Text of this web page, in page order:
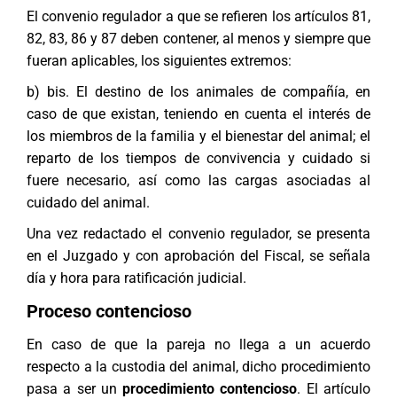
El convenio regulador a que se refieren los artículos 81,
82, 83, 86 y 87 deben contener, al menos y siempre que
fueran aplicables, los siguientes extremos:
b) bis. El destino de los animales de compañía, en
caso de que existan, teniendo en cuenta el interés de
los miembros de la familia y el bienestar del animal; el
reparto de los tiempos de convivencia y cuidado si
fuere necesario, así como las cargas asociadas al
cuidado del animal.
Una vez redactado el convenio regulador, se presenta
en el Juzgado y con aprobación del Fiscal, se señala
día y hora para ratificación judicial.
Proceso contencioso
En caso de que la pareja no llega a un acuerdo
respecto a la custodia del animal, dicho procedimiento
pasa a ser unprocedimiento contencioso. El artículo